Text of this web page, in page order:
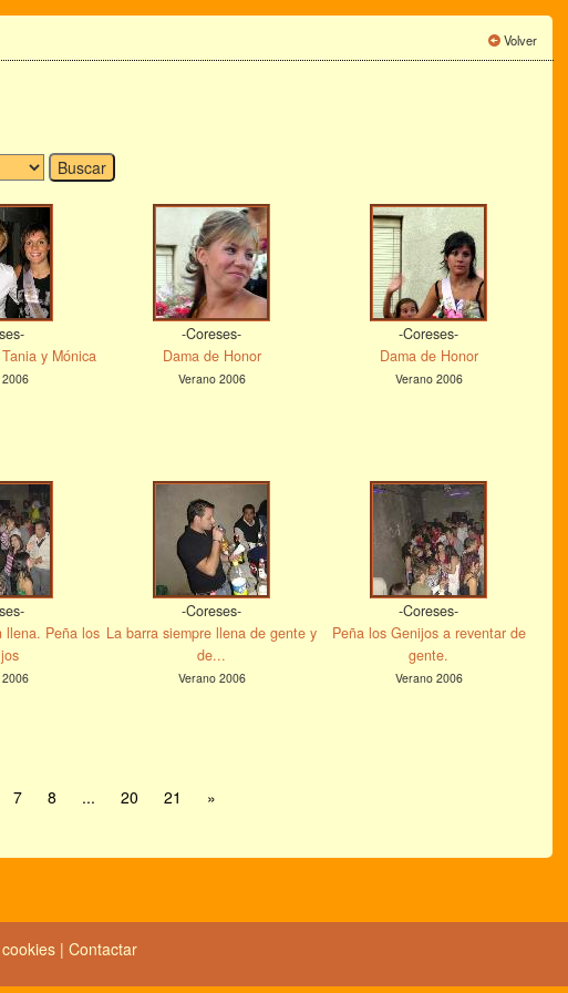
Volver
y Mónica
-Coreses-
Dama de Honor
Verano 2006
-Coreses-
Dama de Honor
Verano 2006
llena. Peña los
-Coreses-
La barra siempre llena de gente y
de...
Verano 2006
-Coreses-
Peña los Genijos a reventar de
gente.
Verano 2006
7 8 ... 20 21 »
| Contactar